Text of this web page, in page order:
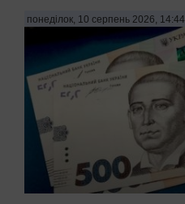
понеділок, 10 серпень 2026, 14:44